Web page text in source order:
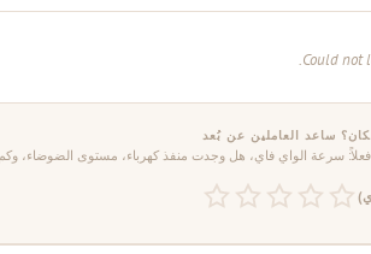
Could not
ساعد العاملين عن بُعد
فعلاً: سرعة الواي فاي، هل وجدت منفذ كهرباء، مستوى الضوضاء،